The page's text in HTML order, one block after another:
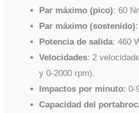
Par máximo (pico): 60
Par máximo (sostenido)
Potencia de salida: 460
Velocidades: 2
y 0-2000 rpm).
Impactos por minuto: 0-
Capacidad del